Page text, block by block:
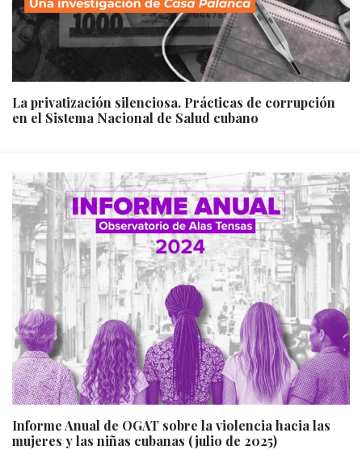
La privatización silenciosa. Prácticas de corrupción
en el Sistema Nacional de Salud cubano
Informe Anual de OGAT sobre la violencia hacia las
mujeres y las niñas cubanas (julio de 2025)